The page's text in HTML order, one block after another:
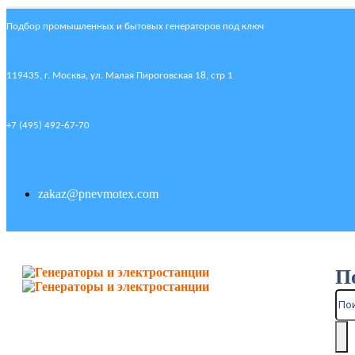
Подбор промышленных и бытовых генераторов под ключ
119435, г. Москва, ул. Малая Пироговская 18, стр 1
+7 (495) 492-67-70
zakaz@pnevmotex.com